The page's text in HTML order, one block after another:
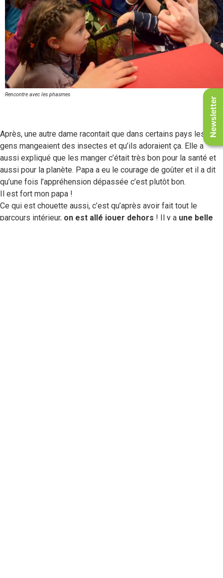
Rencontre avec les phasmes
Après, une autre dame racontait que dans certains pays les
gens mangeaient des insectes et qu’ils adoraient ça. Elle a
aussi expliqué que les manger c’était très bon pour la santé et
aussi pour la planète. Papa a eu le courage de goûter et il a dit
qu’une fois l’appréhension dépassée c’est plutôt bon.
Il est fort mon papa !
Ce qui est chouette aussi, c’est qu’après avoir fait tout le
parcours intérieur, on est allé jouer dehors ! Il y a une belle
Newsletter